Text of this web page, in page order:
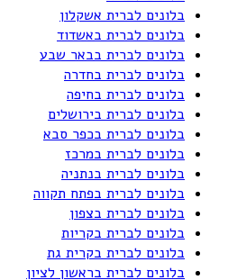
בלונים לברית אשקלון
בלונים לברית באשדוד
בלונים לברית בבאר שבע
בלונים לברית בחדרה
בלונים לברית בחיפה
בלונים לברית בירושלים
בלונים לברית בכפר סבא
בלונים לברית במרכז
בלונים לברית בנתניה
בלונים לברית בפתח תקווה
בלונים לברית בצפון
בלונים לברית בקריות
בלונים לברית בקרית גת
בלונים לברית בראשון לציון